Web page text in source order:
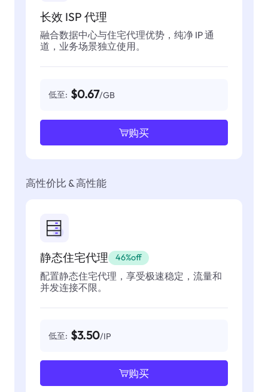
长效 ISP 代理
融合数据中心与住宅代理优势，纯净 IP 通
道，业务场景独立使用。
低至: $0.67/GB
购买
高性价比 & 高性能
静态住宅代理 46%off
配置静态住宅代理，享受极速稳定，流量和
并发连接不限。
低至: $3.50/IP
购买